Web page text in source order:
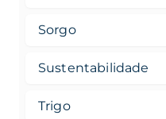
Sorgo
Sustentabilidade
Trigo